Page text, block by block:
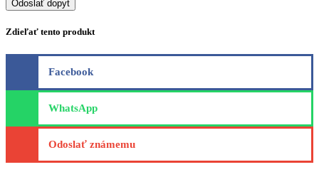
Odoslať dopyt
Zdieľať tento produkt
Facebook
WhatsApp
Odoslať známemu